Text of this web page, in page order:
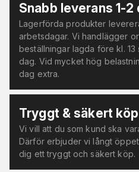
Snabb leverans 1-2
Lagerförda produkter
arbetsdagar. Vi handlägger
beställningar lagda före kl. 13
dag. Vid mycket hög
dag extra.
Tryggt & säkert köp
Vi vill att du som kund ska
Därför erbjuder vi långt
dig ett tryggt och säkert köp.